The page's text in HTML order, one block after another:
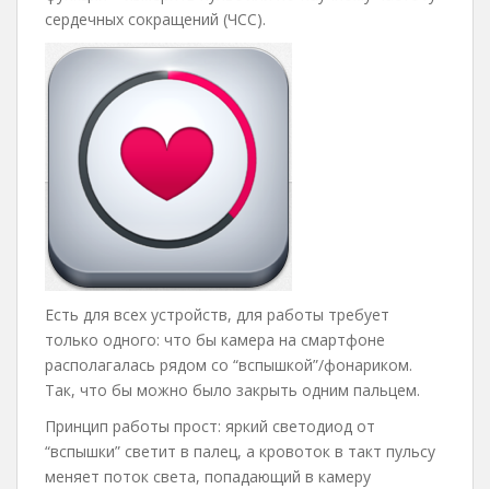
сердечных сокращений (ЧСС).
Есть для всех устройств, для работы требует
только одного: что бы камера на смартфоне
располагалась рядом со “вспышкой”/фонариком.
Так, что бы можно было закрыть одним пальцем.
Принцип работы прост: яркий светодиод от
“вспышки” светит в палец, а кровоток в такт пульсу
меняет поток света, попадающий в камеру